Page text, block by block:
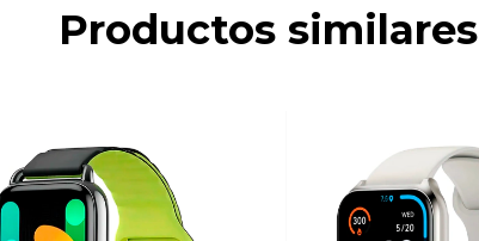
Productos similares